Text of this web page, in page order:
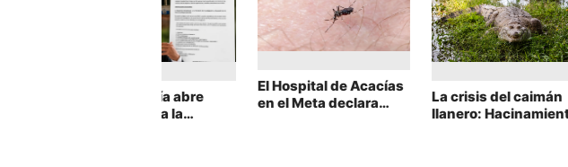
Procuraduría abre
indagación a la
El Hospital de Acacías
en el Meta declara
La crisis del caimán
llanero: Hacinamiento